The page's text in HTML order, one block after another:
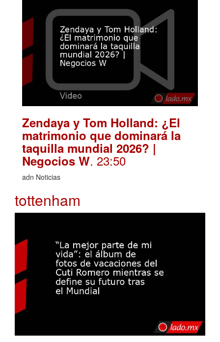
Zendaya y Tom Holland: ¿El
matrimonio que dominará la
taquilla mundial 2026? |
Negocios W. 23:50
adn Noticias
tottenham